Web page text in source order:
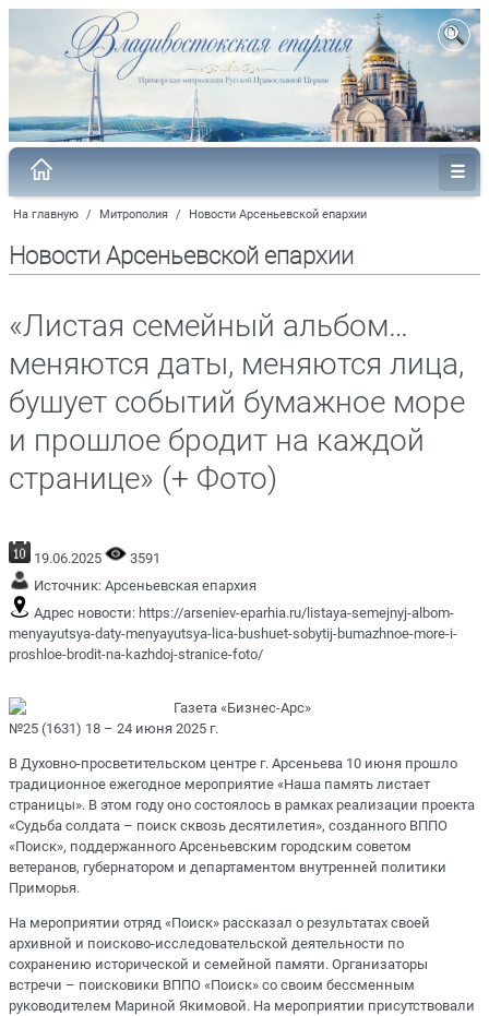
На главную / Митрополия / Новости Арсеньевской епархии
Новости Арсеньевской епархии
«Листая семейный альбом…
меняются даты, меняются лица,
бушует событий бумажное море
и прошлое бродит на каждой
странице» (+ Фото)
19.06.2025
3591
Источник: Арсеньевская епархия
Адрес новости: https://arseniev-eparhia.ru/listaya-semejnyj-albom-
menyayutsya-daty-menyayutsya-lica-bushuet-sobytij-bumazhnoe-more-i-
proshloe-brodit-na-kazhdoj-stranice-foto/
Газета «Бизнес-Арс»
№25 (1631) 18 – 24 июня 2025 г.
В Духовно-просветительском центре г. Арсеньева 10 июня прошло
традиционное ежегодное мероприятие «Наша память листает
страницы». В этом году оно состоялось в рамках реализации проекта
«Судьба солдата – поиск сквозь десятилетия», созданного ВППО
«Поиск», поддержанного Арсеньевским городским советом
ветеранов, губернатором и департаментом внутренней политики
Приморья.
На мероприятии отряд «Поиск» рассказал о результатах своей
архивной и поисково-исследовательской деятельности по
сохранению исторической и семейной памяти. Организаторы
встречи – поисковики ВППО «Поиск» со своим бессменным
руководителем Мариной Якимовой. На мероприятии присутствовали